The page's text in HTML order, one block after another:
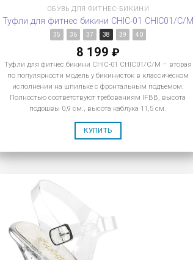
ОБУВЬ ДЛЯ ФИТНЕС-БИКИНИ
Туфли для фитнес бикини CHIC-01 CHIC01/C/M
35 36 37 38 39 40
8 199 ₽
Туфли для фитнес бикини CHIC-01 CHIC01/C/M – вторая
по популярности модель у бикинисток в классическом
исполнении на шпильке с фронтальным подъемом.
Полностью соответствуют требованиям IFBB, высота
подошвы 0,9 см., высота каблука 11,5 см.
КУПИТЬ